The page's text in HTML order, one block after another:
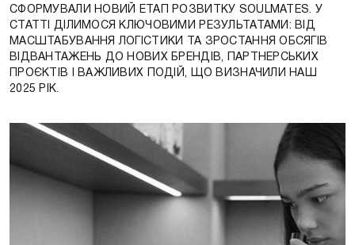
СФОРМУВАЛИ НОВИЙ ЕТАП РОЗВИТКУ SOULMATES. У
СТАТТІ ДІЛИМОСЯ КЛЮЧОВИМИ РЕЗУЛЬТАТАМИ: ВІД
МАСШТАБУВАННЯ ЛОГІСТИКИ ТА ЗРОСТАННЯ ОБСЯГІВ
ВІДВАНТАЖЕНЬ ДО НОВИХ БРЕНДІВ, ПАРТНЕРСЬКИХ
ПРОЄКТІВ І ВАЖЛИВИХ ПОДІЙ, ЩО ВИЗНАЧИЛИ НАШ
2025 РІК.